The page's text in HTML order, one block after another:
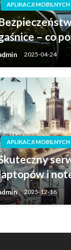
APLIKACJI MOBILNYCH
– co
2025-04-24
APLIKACJI MOBILNYCH
i
2025-12-16